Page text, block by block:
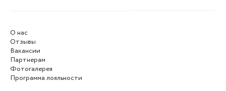
О нас
Отзывы
Вакансии
Партнерам
Фотогалерея
Программа лояльности